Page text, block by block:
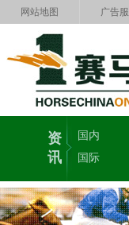
网站地图 广告
资
讯
国内
国际